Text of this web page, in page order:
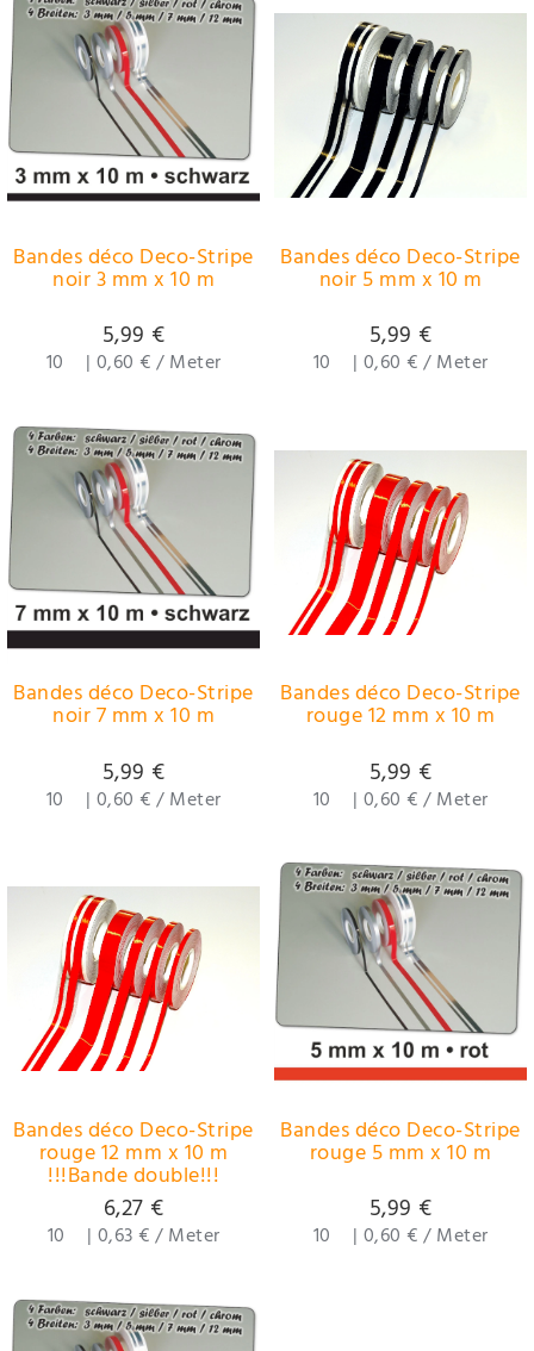
Bandes déco Deco-Stripe
noir 3 mm x 10 m
5,99 €
10 | 0,60 € / Meter
Bandes déco Deco-Stripe
noir 5 mm x 10 m
5,99 €
10 | 0,60 € / Meter
Bandes déco Deco-Stripe
noir 7 mm x 10 m
5,99 €
10 | 0,60 € / Meter
Bandes déco Deco-Stripe
rouge 12 mm x 10 m
5,99 €
10 | 0,60 € / Meter
Bandes déco Deco-Stripe
rouge 12 mm x 10 m
!!!Bande double!!!
6,27 €
10 | 0,63 € / Meter
Bandes déco Deco-Stripe
rouge 5 mm x 10 m
5,99 €
10 | 0,60 € / Meter